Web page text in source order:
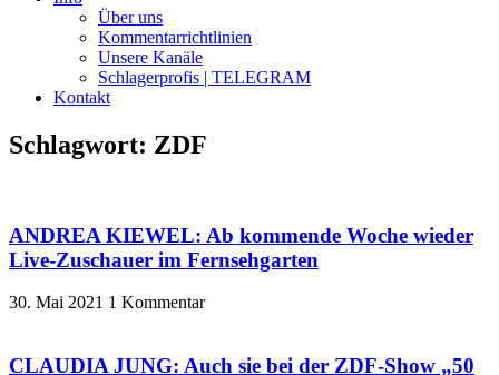
Über uns
Kommentarrichtlinien
Unsere Kanäle
Schlagerprofis | TELEGRAM
Kontakt
Schlagwort: ZDF
ANDREA KIEWEL: Ab kommende Woche wieder
Live-Zuschauer im Fernsehgarten
30. Mai 2021 1 Kommentar
CLAUDIA JUNG: Auch sie bei der ZDF-Show „50